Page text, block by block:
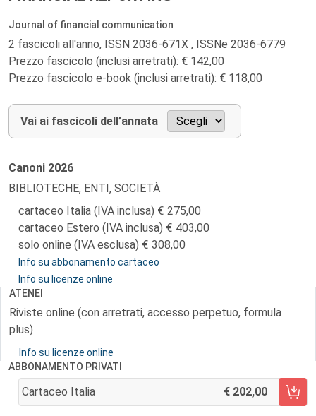
Journal of financial communication
2 fascicoli all'anno, ISSN 2036-671X , ISSNe 2036-6779
Prezzo fascicolo (inclusi arretrati): € 142,00
Prezzo fascicolo e-book (inclusi arretrati): € 118,00
Vai ai fascicoli dell’annata
Canoni 2026
BIBLIOTECHE, ENTI, SOCIETÀ
cartaceo Italia (IVA inclusa)
275,00
cartaceo Estero (IVA inclusa)
403,00
solo online (IVA esclusa)
308,00
Info su abbonamento cartaceo
Info su licenze online
ATENEI
Riviste online (con arretrati, accesso perpetuo, formula
plus)
Info su licenze online
ABBONAMENTO PRIVATI
Cartaceo Italia 202,00
AGGIUNGI AL CARRELLO